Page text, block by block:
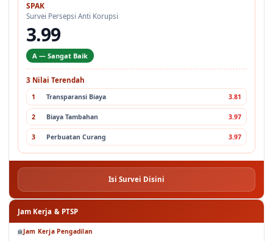
SPAK
Survei Persepsi Anti Korupsi
3.99
A — Sangat Baik
3 Nilai Terendah
1 Transparansi Biaya 3.81
2 Biaya Tambahan 3.97
3 Perbuatan Curang 3.97
Isi Survei Disini
Jam Kerja & PTSP
Jam Kerja Pengadilan